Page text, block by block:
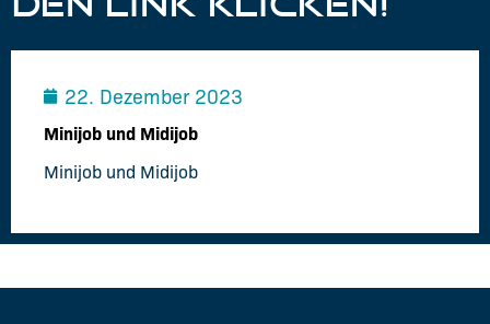
22. Dezember 2023
Minijob und Midijob
Minijob und Midijob